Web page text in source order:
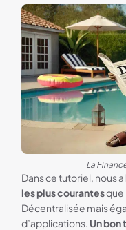
La
Dans ce tutoriel, nous
les plus courantesque
Décentralisée mais
d’applications. Un bon